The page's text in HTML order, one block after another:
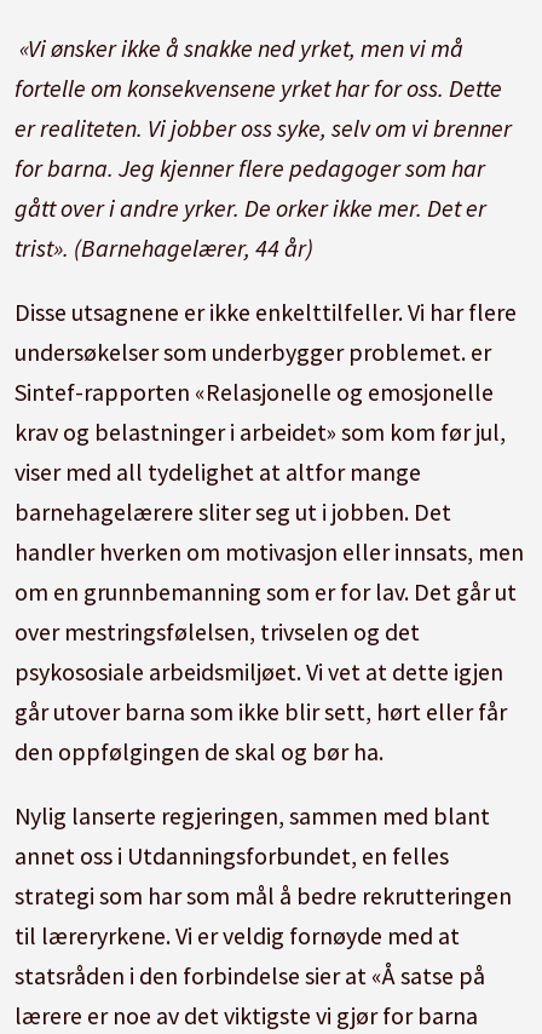
«Vi ønsker ikke å snakke ned yrket, men vi må
fortelle om konsekvensene yrket har for oss. Dette
er realiteten. Vi jobber oss syke, selv om vi brenner
for barna. Jeg kjenner flere pedagoger som har
gått over i andre yrker. De orker ikke mer. Det er
trist». (Barnehagelærer, 44 år)
Disse utsagnene er ikke enkelttilfeller. Vi har flere
undersøkelser som underbygger problemet. er
Sintef-rapporten «Relasjonelle og emosjonelle
krav og belastninger i arbeidet» som kom før jul,
viser med all tydelighet at altfor mange
barnehagelærere sliter seg ut i jobben. Det
handler hverken om motivasjon eller innsats, men
om en grunnbemanning som er for lav. Det går ut
over mestringsfølelsen, trivselen og det
psykososiale arbeidsmiljøet. Vi vet at dette igjen
går utover barna som ikke blir sett, hørt eller får
den oppfølgingen de skal og bør ha.
Nylig lanserte regjeringen, sammen med blant
annet oss i Utdanningsforbundet, en felles
strategi som har som mål å bedre rekrutteringen
til læreryrkene. Vi er veldig fornøyde med at
statsråden i den forbindelse sier at «Å satse på
lærere er noe av det viktigste vi gjør for barna